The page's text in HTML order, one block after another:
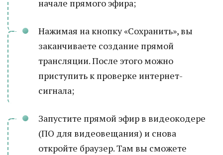
начале прямого эфира;
Нажимая на кнопку «Сохранить», вы
заканчиваете создание прямой
трансляции. После этого можно
приступить к проверке интернет-
сигнала;
Запустите прямой эфир в видеокодере
(ПО для видеовещания) и снова
откройте браузер. Там вы сможете